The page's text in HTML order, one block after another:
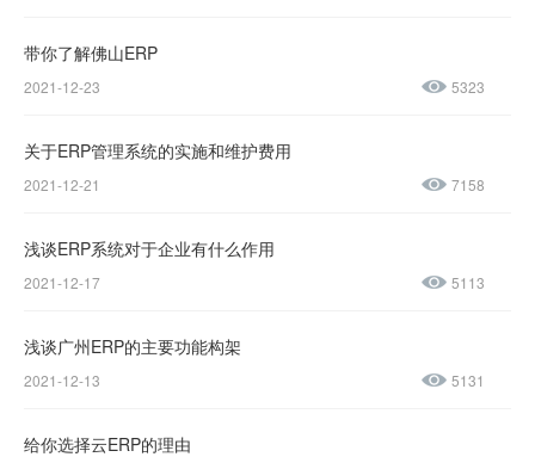
带你了解佛山ERP
2021-12-23 5323
关于ERP管理系统的实施和维护费用
2021-12-21 7158
浅谈ERP系统对于企业有什么作用
2021-12-17 5113
浅谈广州ERP的主要功能构架
2021-12-13 5131
给你选择云ERP的理由
4155
1237-
售后服务热线：